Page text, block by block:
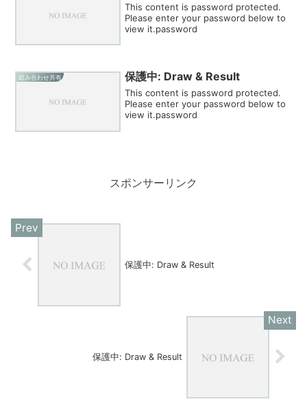
This content is password protected.
Please enter your password below to
view it.password
組み合わせ共有 保護中: Draw & Result
This content is password protected.
Please enter your password below to
view it.password
スポンサーリンク
保護中: Draw & Result
保護中: Draw & Result